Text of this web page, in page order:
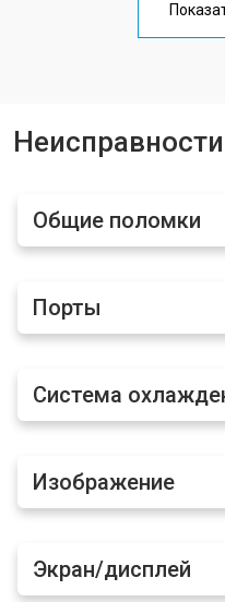
Общие поломки
Порты
Система
Изображение
Экран/дисплей